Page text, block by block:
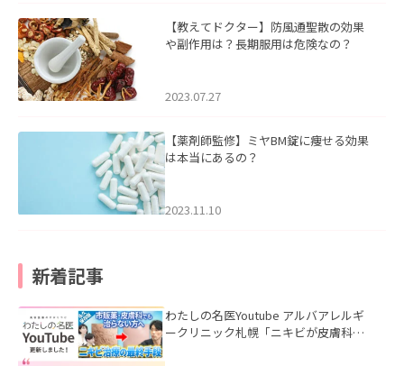
【教えてドクター】防風通聖散の効果
や副作用は？長期服用は危険なの？
2023.07.27
【薬剤師監修】ミヤBM錠に痩せる効果
は本当にあるの？
2023.11.10
新着記事
わたしの名医Youtube アルバアレルギ
ークリニック札幌「ニキビが皮膚科で